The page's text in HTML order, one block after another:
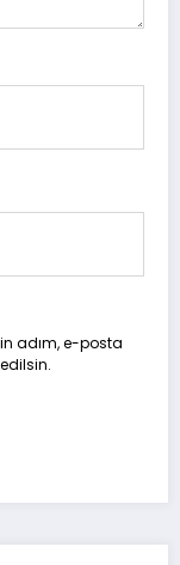
adım, e-posta